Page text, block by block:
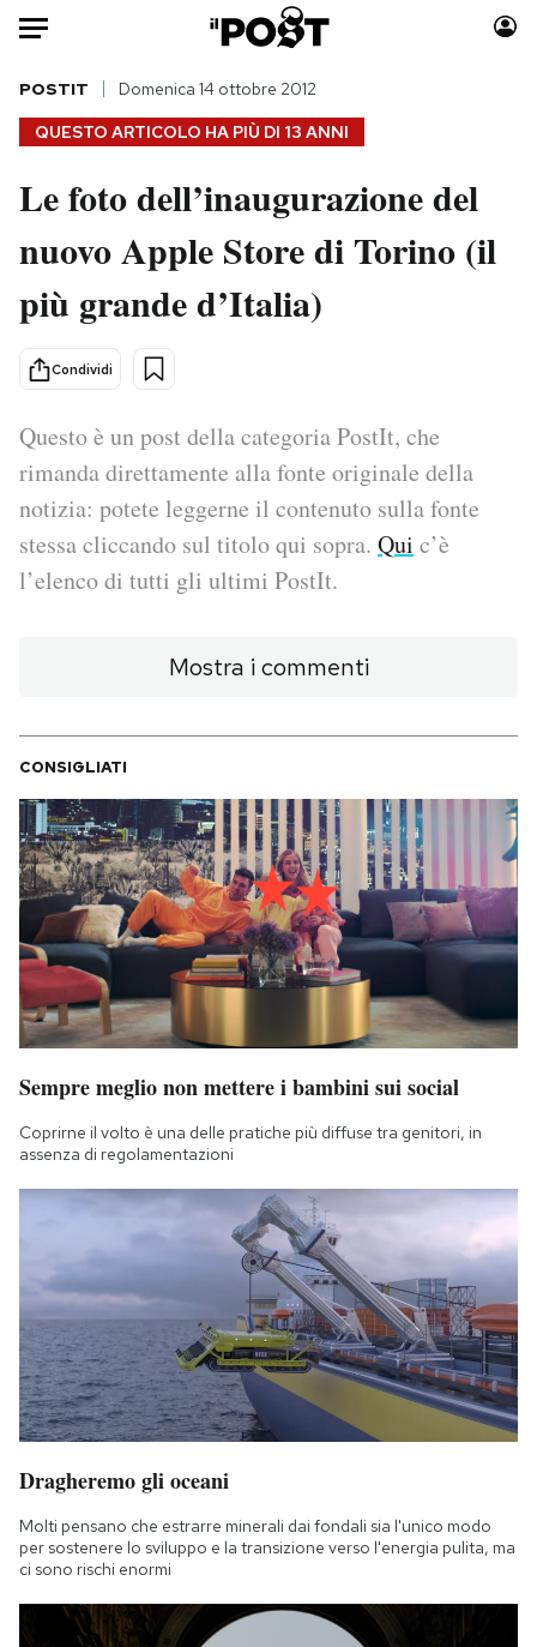
Auto
HOME
Italia
Politica
Tecnologia
Scienza
Economia
Sport
Moda
Consumismi
Storie/Idee
Altrecose
Mondiali calcio 2026
PODCAST
NEWSLETTER
I MIEI PREFERITI
SHOP
CALENDARIO
AREA PERSONALE
Area Personale
Notifiche mobile
Regala il Post
Hai bisogno di aiuto?
Esci
QUESTO ARTICOLO HA PIÙ DI 13 ANNI
POSTIT Domenica 14 ottobre 2012
Le foto dell’inaugurazione del
nuovo Apple Store di Torino (il
più grande d’Italia)
Condividi
Questo è un post della categoria PostIt, che
rimanda direttamente alla fonte originale della
notizia: potete leggerne il contenuto sulla fonte
stessa cliccando sul titolo qui sopra. Qui c’è
l’elenco di tutti gli ultimi PostIt.
Mostra i commenti
CONSIGLIATI
Sempre meglio non mettere i bambini sui social
Coprirne il volto è una delle pratiche più diffuse tra genitori, in
assenza di regolamentazioni
Dragheremo gli oceani
Molti pensano che estrarre minerali dai fondali sia l'unico modo
per sostenere lo sviluppo e la transizione verso l'energia pulita, ma
ci sono rischi enormi